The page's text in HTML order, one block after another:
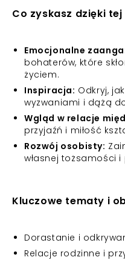
Co zyskasz dzięki
Emocjonalne
bohaterów, które
życiem.
Inspiracja: Odkryj,
wyzwaniami i dążą
Wgląd w relacje
przyjaźń i miłość
Rozwój osobisty:
własnej tożsamości i
Kluczowe tematy i
Dorastanie i
Relacje rodzinne i